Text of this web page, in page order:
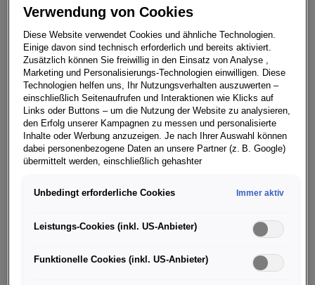
ihn mir selbst zu bauen“, diesen legendären Ausspruch
von Ferry Porsche hat sich Luca Trazzi zu eigen
gemacht. Auch der erfolgreiche Designer aus Mailand
hat nicht nur geträumt, sondern ist aktiv geworden: Der
Porsche Enthusiast vermisste einen 911 Speedster der
Generation 993 in seiner umfangreichen Speedster-
Sammlung.
Luca Trazzi wandte sich an das Sonderwunsch-Team
von Porsche. Zusammen mit den Experten realisierte er
seinen Traumwagen. Mehr als drei Jahre dauerte es, bis
auf Basis eines 911 Carrera Cabrios (Typ 993), Baujahr
umfangreich modifizierte Zweisitzer mit der
charakteristischen Heckabdeckung ist eines der
Highlights der diesjährigen Monterey Car Week (9. bis
Verwendung von Cookies
Diese Website verwendet Cookies und ähnliche Technologien.
Einige davon sind technisch erforderlich und bereits aktiviert.
Zusätzlich können Sie freiwillig in den Einsatz von Analyse ,
Marketing und Personalisierungs-Technologien einwilligen. Diese
Technologien helfen uns, Ihr Nutzungsverhalten auszuwerten –
einschließlich Seitenaufrufen und Interaktionen wie Klicks auf
Links oder Buttons – um die Nutzung der Website zu analysieren,
den Erfolg unserer Kampagnen zu messen und personalisierte
Inhalte oder Werbung anzuzeigen. Je nach Ihrer Auswahl können
dabei personenbezogene Daten an unsere Partner (z. B. Google)
übermittelt werden, einschließlich gehashter
(z. B. E Mail Adresse oder Telefonnummer).
Dienste der Google Ireland Ltd., die personenbezogene Daten an
die Google LLC in den USA weiterleiten kann. In den USA besteht
und eingeschränkte Rechtsschutzmöglichkeiten können nicht
Unbedingt erforderliche Cookies Immer aktiv
Leistungs-Cookies (inkl. US-Anbieter)
Funktionelle Cookies (inkl. US-Anbieter)